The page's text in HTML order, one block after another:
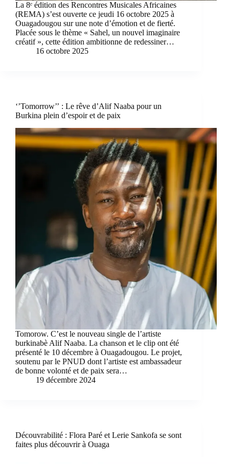
La 8ᵉ édition des Rencontres Musicales Africaines
(REMA) s’est ouverte ce jeudi 16 octobre 2025 à
Ouagadougou sur une note d’émotion et de fierté.
Placée sous le thème « Sahel, un nouvel imaginaire
créatif », cette édition ambitionne de redessiner…
16 octobre 2025
‘’Tomorrow’’ : Le rêve d’Alif Naaba pour un
Burkina plein d’espoir et de paix
Tomorow. C’est le nouveau single de l’artiste
burkinabè Alif Naaba. La chanson et le clip ont été
présenté le 10 décembre à Ouagadougou. Le projet,
soutenu par le PNUD dont l’artiste est ambassadeur
de bonne volonté et de paix sera…
19 décembre 2024
Découvrabilité : Flora Paré et Lerie Sankofa se sont
faites plus découvrir à Ouaga